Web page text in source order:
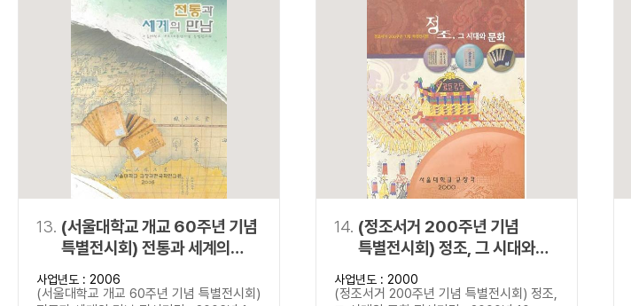
13. (서울대학교 개교 60주년 기념
특별전시회) 전통과 세계의
만남
사업년도 : 2006
(서울대학교 개교 60주년 기념 특별전시회)
14. (정조서거 200주년 기념
특별전시회) 정조, 그 시대와
문화
사업년도 : 2000
(정조서거 200주년 기념 특별전시회) 정조,